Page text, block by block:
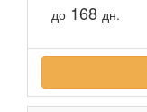
до 168 дн.